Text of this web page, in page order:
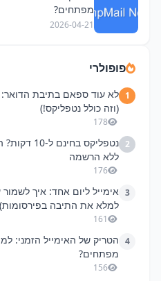
מפתחים?
2026-04-21
פופולרי
1 לא עוד ספאם בתיבת הדואר:
(וזה כולל נטפליקס!)
178
2
נטפליקס
ללא הרשמה
176
3 אימייל ליום אחד: איך
למלא את התיבה בפירסומות)
161
4 הטריק של האימייל הזמני:
מפתחים?
156